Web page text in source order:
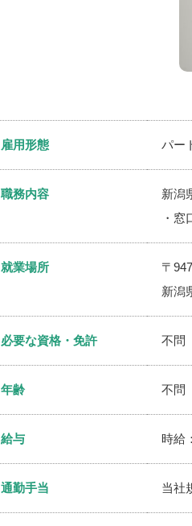
雇用形態 パー
職務内容
新潟
・
就業場所
〒
新潟
必要な資格・免許 不問
年齢 不問
給与 時給
通勤手当 当社